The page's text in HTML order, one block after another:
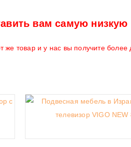
вам самую низкую
товар и у нас вы получите